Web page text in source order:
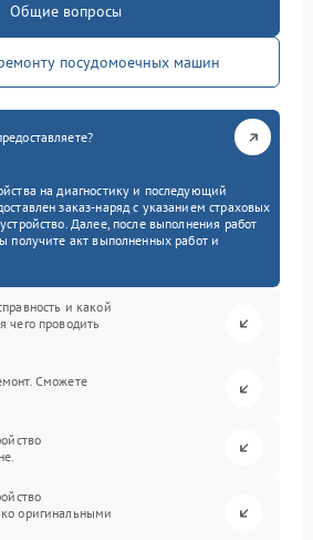
Общие вопросы
посудомоечных машин
на диагностику и последующий
заказ-наряд с указанием страховых
Далее, после выполнения работ
получите акт выполненных работ и
и какой
чего проводить
Сможете
оригинальными